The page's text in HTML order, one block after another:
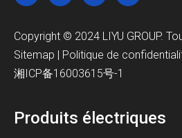
Copyright © 2024 LIYU GROUP.
Sitemap | Politique de
湘ICP备16003615号-1
Produits électriques